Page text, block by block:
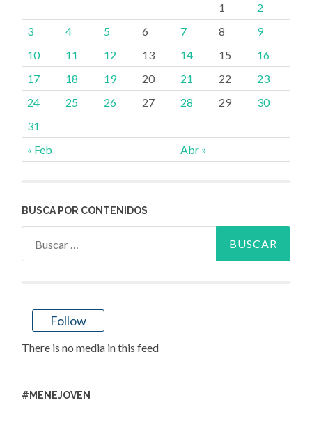
« Feb Abr »
1
2
3
4 5 6 7 8
9
10
11 12 13 14 15
16
17
18 19 20 21 22
23
24
25 26 27 28 29
30
31
BUSCA POR CONTENIDOS
Follow
There is no media in this feed
#MENEJOVEN